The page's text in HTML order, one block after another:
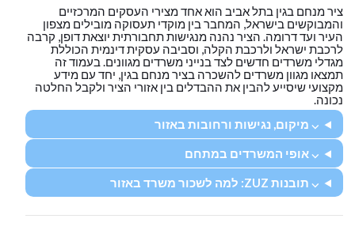
ציר מנחם בגין בתל אביב הוא אחד מצירי העסקים המרכזיים
והמבוקשים בישראל, המחבר בין מוקדי תעסוקה מובילים מצפון
העיר ועד דרומה. הציר נהנה מנגישות תחבורתית יוצאת דופן, קרבה
לרכבת ישראל ולרכבת הקלה, וסביבה עסקית דינמית הכוללת
מגדלי משרדים חדשים לצד בנייני משרדים מגוונים. בעמוד זה
תמצאו מגוון משרדים להשכרה בציר מנחם בגין, יחד עם מידע
מקצועי שיסייע להבין את ההבדלים בין אזורי הציר ולקבל החלטה
נכונה.
⌵ מיקום, נגישות ורחובות באזור
⌵ אופי המשרדים במתחם
⌵ תובנות ZUZ: למה לשכור משרד באזור